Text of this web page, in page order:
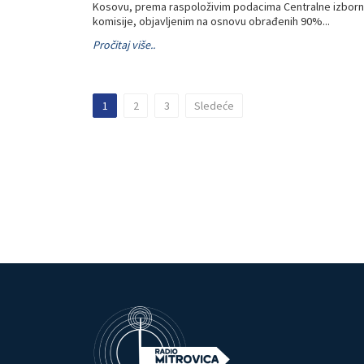
Kosovu, prema raspoloživim podacima Centralne
komisije, objavljenim na osnovu obrađenih 90%...
Pročitaj više..
1 2 3 Sledeće